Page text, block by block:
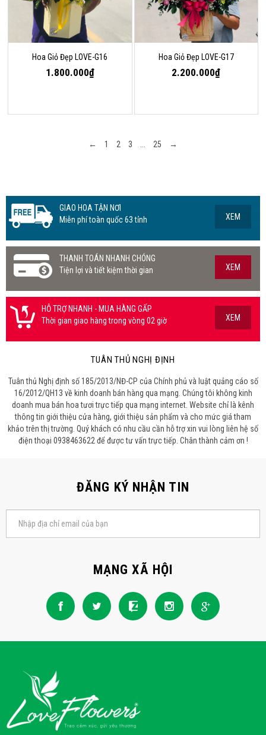
Hoa Giỏ Đẹp LOVE-G16
1.800.000₫
Hoa Giỏ Đẹp LOVE-G17
2.200.000₫
← 1 2 3 25 →
GIAO HOA TẬN NƠI
Miễn phí toàn quốc 63 tỉnh
XEM
THANH TOÁN NHANH CHÓNG
Tiện lợi và tiết kiệm thời gian
XEM
HỖ TRỢ NHANH - MUA HÀNG GẤP
Thời gian giao hàng trong vòng 02 giờ
XEM
TUÂN THỦ NGHỊ ĐỊNH
Tuân thủ Nghị định số 185/2013/NĐ-CP của Chính phủ và luật quảng cáo số
16/2012/QH13 về kinh doanh bán hàng qua mạng. Chúng tôi không kinh
doanh mua bán hoa tươi trực tiếp qua mạng internet. Website chỉ là kênh
thông tin giới thiệu cửa hàng, giới thiệu sản phẩm và cho mức giá tham
khảo trên thị trường. Quý khách có nhu cầu cần hỗ trợ xin vui lòng liên hệ số
điện thoại 0938463622 để được tư vấn trực tiếp. Chân thành cảm ơn !
ĐĂNG KÝ NHẬN TIN
MẠNG XÃ HỘI